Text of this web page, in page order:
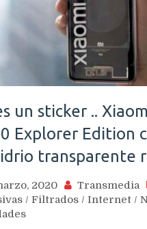
un sticker ..
Explorer Edition
transparente
2020 Transmedia
/ Filtrados / Internet /